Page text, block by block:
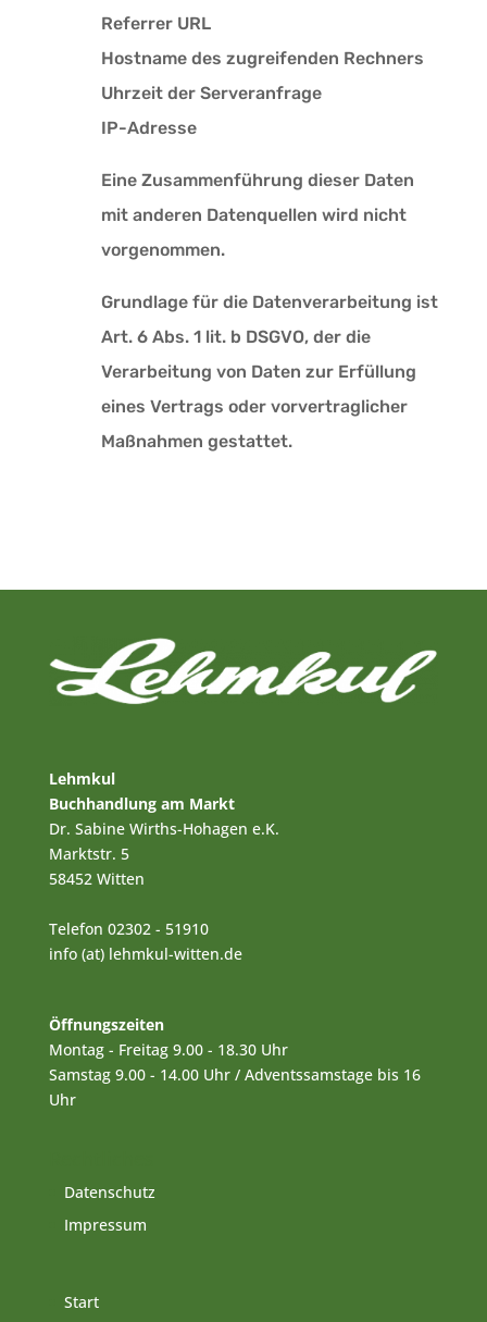
Referrer URL
Hostname des zugreifenden Rechners
Uhrzeit der Serveranfrage
IP-Adresse
Eine Zusammenführung dieser Daten
mit anderen Datenquellen wird nicht
vorgenommen.
Grundlage für die Datenverarbeitung ist
Art. 6 Abs. 1 lit. b DSGVO, der die
Verarbeitung von Daten zur Erfüllung
eines Vertrags oder vorvertraglicher
Maßnahmen gestattet.
Lehmkul
Buchhandlung am Markt
Dr. Sabine Wirths-Hohagen e.K.
Marktstr. 5
58452 Witten
Telefon 02302 - 51910
info (at) lehmkul-witten.de
Öffnungszeiten
Montag - Freitag 9.00 - 18.30 Uhr
Samstag 9.00 - 14.00 Uhr / Adventssamstage bis 16
Uhr
Datenschutz
Impressum
Start